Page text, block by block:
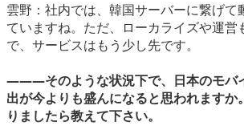
雲野：社内では、韓国サーバーに繋げて
ていますね。ただ、ローカライズや運営
で、サービスはもう少し先です。
―――そのような状況下で、日本のモバ
出が今よりも盛んになると思われますか
りましたら教えて下さい。